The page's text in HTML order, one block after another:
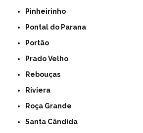
Pinheirinho
Pontal do Parana
Portão
Prado Velho
Rebouças
Riviera
Roça Grande
Santa Cândida